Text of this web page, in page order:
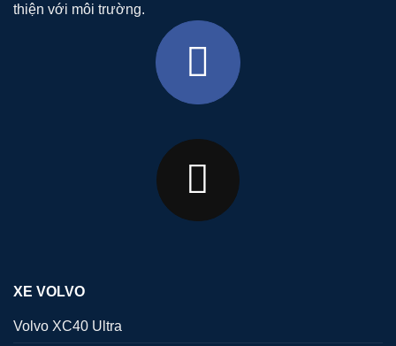
thiện với môi trường.
XE VOLVO
Volvo XC40 Ultra